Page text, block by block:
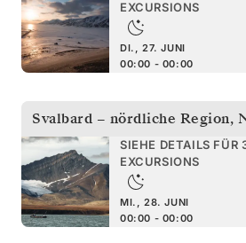
EXCURSIONS
DI., 27. JUNI
00:00 - 00:00
Svalbard – nördliche Region,
SIEHE DETAILS FÜR
EXCURSIONS
MI., 28. JUNI
00:00 - 00:00